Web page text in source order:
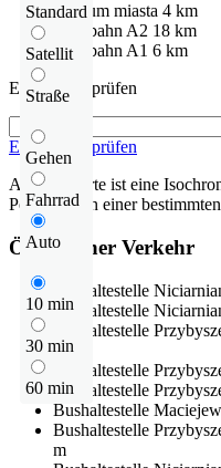
Standard
Satellit
Straße
Gehen
Fahrrad
Auto
10 min
30 min
60 min
centrum miasta 4 km
Autobahn A2 18 km
Autobahn A1 6 km
Entfernung prüfen
Entfernung prüfen
Auf der Karte ist eine
Pendelzeit in einer
Öffentlicher Verkehr
Bushaltestelle
Bushaltestelle
Bushaltestelle
m
Bushaltestelle
Bushaltestelle
Bushaltestelle
Bushaltestelle
m